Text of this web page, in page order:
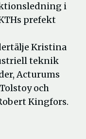
i
prefekt
Kristina
teknik
Acturums
och
Kingfors.